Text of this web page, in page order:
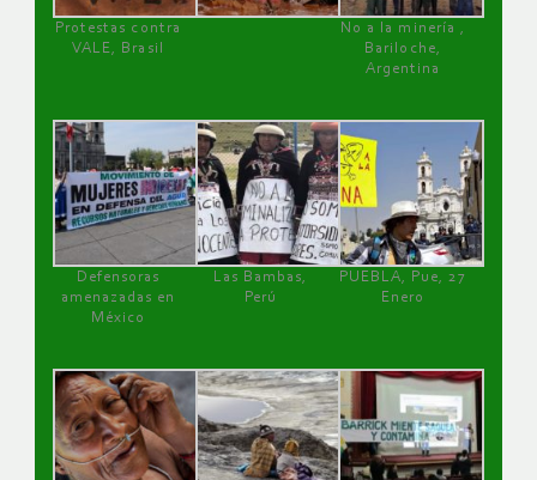
Protestas contra
VALE, Brasil
No a la minería ,
Bariloche,
Argentina
Defensoras
amenazadas en
México
Las Bambas,
Perú
PUEBLA, Pue, 27
Enero